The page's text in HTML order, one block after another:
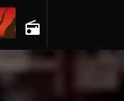
radio